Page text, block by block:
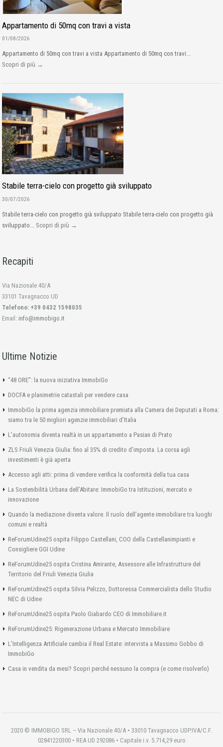
Appartamento di 50mq con travi a vista
01/08/2026
Appartamento di 50mq con travi a vista Appartamento di 50mq con travi...
Scopri di più →
Stabile terra-cielo con progetto già sviluppato
30/07/2026
Stabile terra-cielo con progetto già sviluppato Stabile terra-cielo con progetto già
sviluppato... Scopri di più →
Recapiti
Via Nazionale 40/A
33101 Tavagnacco UD
Telefono: +39 0432 1598035
Email: info@immobigo.it
Ultime Notizie
“48 ORE”: la nuova iniziativa ImmobiGo
DOCFA e planimetrie catastali per vendere casa
ImmobiGo la prima agenzia immobiliare premiata alla Camera dei Deputati a Roma:
siamo tra le 50 migliori agenzie immobiliari d’Italia
L’autonomia diventa realtà in un appartamento a Pasian di Prato
ZLS Friuli Venezia Giulia: fino al 35% di credito d’imposta. La corsa agli
investimenti è già aperta
Accesso agli atti: prima di vendere verifica la conformità della tua casa
La Sostenibilità Urbana dell’Abitare: ImmobiGo tra Istituzioni, mercato e
innovazione
Quando la mediazione diventa valore. Il ruolo dell’agente immobiliare tra luoghi
comuni e realtà
ReForumUdine25 ospita Filippo Castellani, COO della Castellanimpianti e
Consigliere GGI Udine
ReForumUdine25 ospita Cristina Amirante, Assessore alle Infrastrutture del
Territorio del Friuli Venezia Giulia
ReForumUdine25 ospita Silvia Pelizzo, Dottoressa Commercialista dello Studio
NEC di Udine
ReForumUdine25 ospita Paolo Giabardo CEO di Immobiliare.it
ReForumUdine25: Rigenerazione Urbana e Mercato Immobiliare
L’Intelligenza Artificiale cambia il Real Estate: intervista a Massimo Gobbo di
ImmobiGo
Casa in vendita da mesi? Scopri perché nessuno la compra (e come risolverlo)
2020 © IMMOBIGO SRL – Via Nazionale 40/A • 33010 Tavagnacco UDP.IVA/C.F.
02841220300 • REA UD 292086 • Capitale i.v. 5.714,29 euro